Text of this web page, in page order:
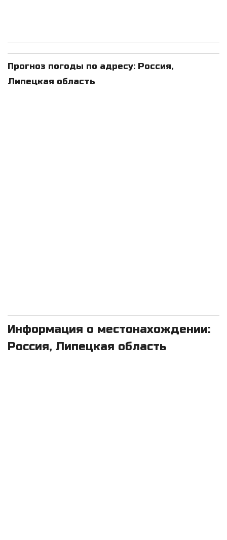
Прогноз погоды по адресу: Россия,
Липецкая область
Информация о местонахождении:
Россия, Липецкая область